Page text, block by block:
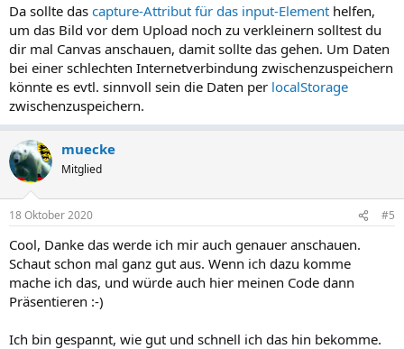
Da sollte das capture-Attribut für das input-Element helfen,
um das Bild vor dem Upload noch zu verkleinern solltest du
dir mal Canvas anschauen, damit sollte das gehen. Um Daten
bei einer schlechten Internetverbindung zwischenzuspeichern
könnte es evtl. sinnvoll sein die Daten per localStorage
zwischenzuspeichern.
muecke
Mitglied
18 Oktober 2020 #5
Cool, Danke das werde ich mir auch genauer anschauen.
Schaut schon mal ganz gut aus. Wenn ich dazu komme
mache ich das, und würde auch hier meinen Code dann
Präsentieren :-)
Ich bin gespannt, wie gut und schnell ich das hin bekomme.